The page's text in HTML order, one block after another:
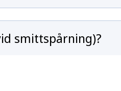
smittspårning)?